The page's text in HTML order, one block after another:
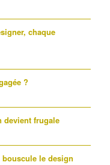
chaque
?
devient frugale
bouscule le design